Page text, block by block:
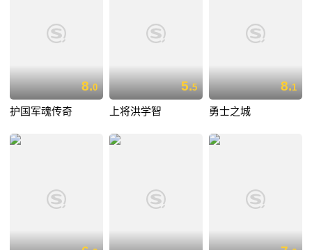
8.0
护国军魂传奇
5.5
上将洪学智
8.1
勇士之城